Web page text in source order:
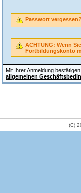
Mit Ihrer Anmeldung
allgemeinen
Passwort
ACHTUNG: Wenn
Fortbildungskonto
(C)